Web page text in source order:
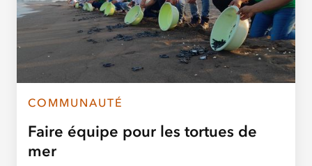
COMMUNAUTÉ
Faire équipe pour les tortues de
mer